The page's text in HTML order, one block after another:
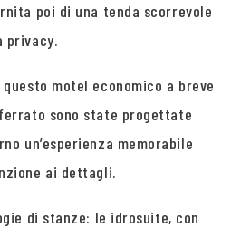
poi di una tenda scorrevole
privacy.
motel economico a breve
sono state progettate
un’esperienza memorabile
ai dettagli.
di stanze: le idrosuite, con